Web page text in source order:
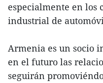
especialmente en los
industrial de
Armenia es un socio
en el futuro las
seguirán